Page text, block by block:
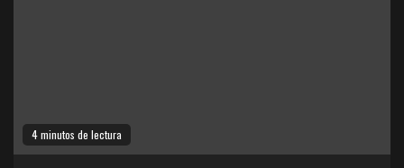
4 minutos de lectura